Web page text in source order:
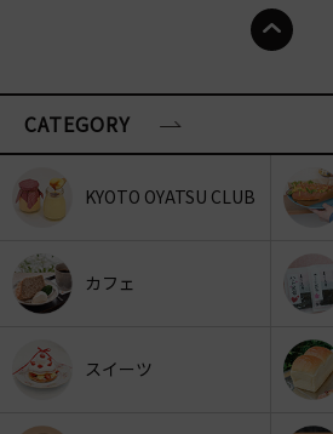
CATEGORY
KYOTO OYATSU CLUB
カフェ
スイーツ